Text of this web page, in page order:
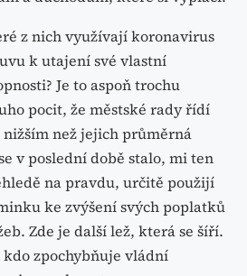
z nich využívají koronavirus
k utajení své vlastní
Je to aspoň trochu
pocit, že městské rady řídí
než jejich průměrná
v poslední době stalo, mi ten
na pravdu, určitě použijí
ke zvýšení svých poplatků
Zde je další lež, která se šíří.
zpochybňuje vládní